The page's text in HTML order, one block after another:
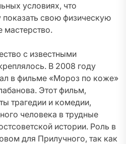
условиях, что
свою физическую
мастерство.
с известными
В 2008 году
в фильме «Мороз по коже»
Этот фильм,
трагедии и комедии,
человека в трудные
истории. Роль в
для Прилучного, так как